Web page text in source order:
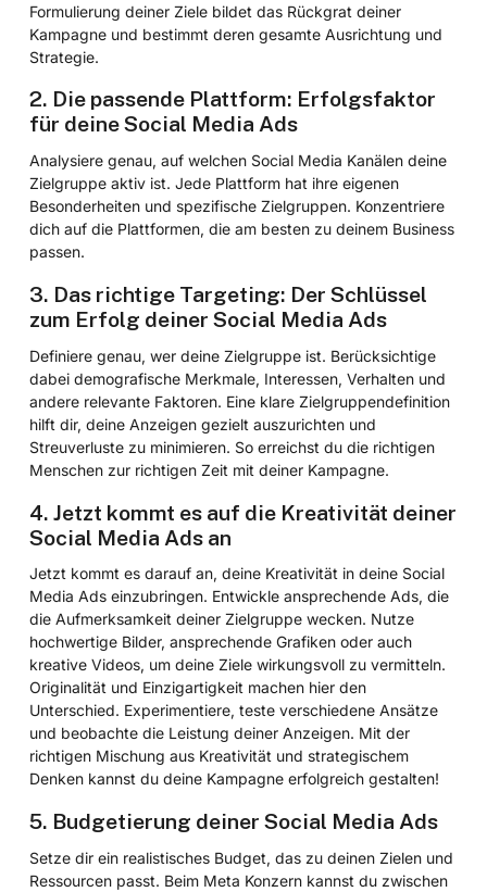
Formulierung deiner Ziele bildet das Rückgrat deiner
Kampagne und bestimmt deren gesamte Ausrichtung und
Strategie.
2. Die passende Plattform: Erfolgsfaktor
für deine Social Media Ads
Analysiere genau, auf welchen Social Media Kanälen deine
Zielgruppe aktiv ist. Jede Plattform hat ihre eigenen
Besonderheiten und spezifische Zielgruppen. Konzentriere
dich auf die Plattformen, die am besten zu deinem Business
passen.
3. Das richtige Targeting: Der Schlüssel
zum Erfolg deiner Social Media Ads
Definiere genau, wer deine Zielgruppe ist. Berücksichtige
dabei demografische Merkmale, Interessen, Verhalten und
andere relevante Faktoren. Eine klare Zielgruppendefinition
hilft dir, deine Anzeigen gezielt auszurichten und
Streuverluste zu minimieren. So erreichst du die richtigen
Menschen zur richtigen Zeit mit deiner Kampagne.
4. Jetzt kommt es auf die Kreativität deiner
Social Media Ads an
Jetzt kommt es darauf an, deine Kreativität in deine Social
Media Ads einzubringen. Entwickle ansprechende Ads, die
die Aufmerksamkeit deiner Zielgruppe wecken. Nutze
hochwertige Bilder, ansprechende Grafiken oder auch
kreative Videos, um deine Ziele wirkungsvoll zu vermitteln.
Originalität und Einzigartigkeit machen hier den
Unterschied. Experimentiere, teste verschiedene Ansätze
und beobachte die Leistung deiner Anzeigen. Mit der
richtigen Mischung aus Kreativität und strategischem
Denken kannst du deine Kampagne erfolgreich gestalten!
5. Budgetierung deiner Social Media Ads
Setze dir ein realistisches Budget, das zu deinen Zielen und
Ressourcen passt. Beim Meta Konzern kannst du zwischen